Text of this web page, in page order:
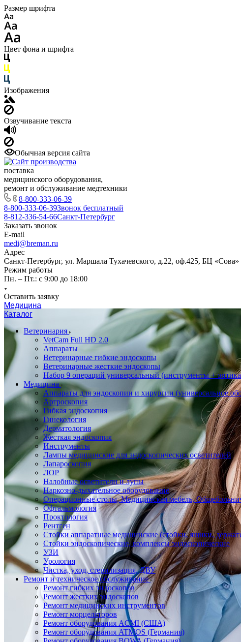
Размер шрифта
Цвет фона и шрифта
Изображения
Озвучивание текста
Обычная версия сайта
поставка
медицинского оборудования,
ремонт и обслуживание медтехники
8-800-333-06-39
8-800-333-06-39Звонок бесплатный
8-812-336-54-66Санкт-Петербург
Заказать звонок
E-mail
medi@breman.ru
Адрес
Санкт-Петербург, ул. Маршала Тухачевского, д.22, оф.425, БЦ «Сова»
Режим работы
Пн. – Пт.: с 9:00 до 18:00
Оставить заявку
Медицина
Каталог
Ветеринария
VetCam Full HD 2.0
Аппараты
Ветеринарные гибкие эндоскопы
Ветеринарные жесткие эндоскопы
Набор 9 операций универсальный (инструменты +
Медицина
Аппараты для эндоскопии и хирургии (универсальное
Артроскопия
Гибкая эндоскопия
Гинекология
Дерматология
Жесткая эндоскопия
Инструменты
Лампы медицинские для эндоскопических осветителей
Лапароскопия
ЛОР
Налобные осветители и лупы
Наркозно-дыхательное оборудование
Операционные столы, Медицинская мебель,
Офтальмология
Проктология
Рентген
Стойки аппаратные медицинские (стойки, ящики,
Стойки эндоскопические, комплексы эндоскопические
УЗИ
Урология
Чистка, уход, стерилизация, ДВУ
Ремонт и техническое обслуживание
Ремонт гибких эндоскопов
Ремонт жестких эндоскопов
Ремонт медицинских инструментов
Ремонт морцеляторов
Ремонт оборудования ACMI (США)
Ремонт оборудования ATMOS (Германия)